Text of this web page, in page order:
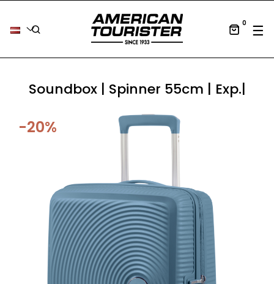
0 ☰
Soundbox | Spinner 55cm | Exp.|
-20%